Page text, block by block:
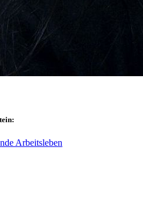
Arbeitsleben